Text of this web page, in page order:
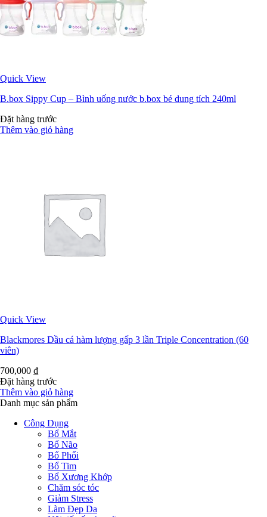
Quick View
B.box Sippy Cup – Bình uống nước b.box bé dung tích 240ml
Đặt hàng trước
Thêm vào giỏ hàng
Quick View
Blackmores Dầu cá hàm lượng gấp 3 lần Triple Concentration (60
viên)
700,000 ₫
Đặt hàng trước
Thêm vào giỏ hàng
Danh mục sản phẩm
Công Dụng
Bổ Mắt
Bổ Não
Bổ Phổi
Bổ Tim
Bổ Xương Khớp
Chăm sóc tóc
Giảm Stress
Làm Đẹp Da